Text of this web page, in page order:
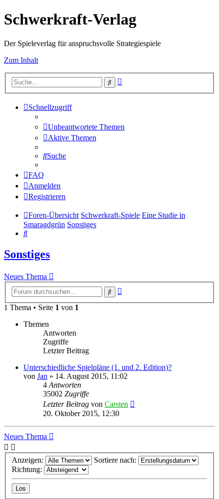
Schwerkraft-Verlag
Der Spieleverlag für anspruchsvolle Strategiespiele
Zum Inhalt
Suche
Schnellzugriff
Unbeantwortete Themen
Aktive Themen
Suche
FAQ
Anmelden
Registrieren
Foren-Übersicht Schwerkraft-Spiele Eine Studie in
Smaragdgrün Sonstiges
Suche
Sonstiges
Neues Thema
Suche
1 Thema • Seite 1 von 1
Themen
Antworten
Zugriffe
Letzter Beitrag
Unterschiedliche Spielpläne (1. und 2. Edition)?
von Jan » 14. August 2015, 11:02
4 Antworten
35002 Zugriffe
Letzter Beitrag von Carsten
20. Oktober 2015, 12:30
Neues Thema
Anzeigen:
Sortiere nach:
Richtung: